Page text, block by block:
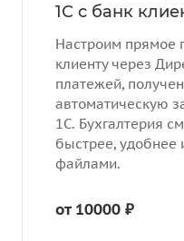
1С с банк
Настроим прямое
клиенту через
платежей,
автоматическую
1С. Бухгалтерия
быстрее, удобнее
файлами.
от 10000 ₽